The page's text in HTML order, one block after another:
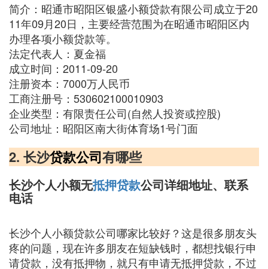
简介：昭通市昭阳区银盛小额贷款有限公司成立于20
11年09月20日，主要经营范围为在昭通市昭阳区内
办理各项小额贷款等。
法定代表人：夏金福
成立时间：2011-09-20
注册资本：7000万人民币
工商注册号：530602100010903
企业类型：有限责任公司(自然人投资或控股)
公司地址：昭阳区南大街体育场1号门面
2. 长沙贷款公司有哪些
长沙个人小额无抵押贷款公司详细地址、联系
电话
长沙个人小额贷款公司哪家比较好？这是很多朋友头
疼的问题，现在许多朋友在短缺钱时，都想找银行申
请贷款，没有抵押物，就只有申请无抵押贷款，不过